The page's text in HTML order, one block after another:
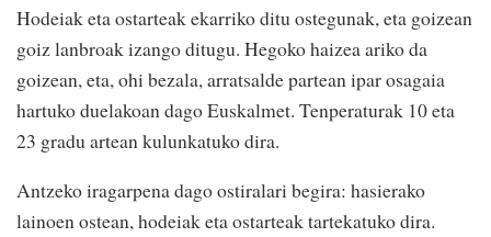
Hodeiak eta ostarteak ekarriko ditu ostegunak, eta goizean
goiz lanbroak izango ditugu. Hegoko haizea ariko da
goizean, eta, ohi bezala, arratsalde partean ipar osagaia
hartuko duelakoan dago Euskalmet. Tenperaturak 10 eta
23 gradu artean kulunkatuko dira.
Antzeko iragarpena dago ostiralari begira: hasierako
lainoen ostean, hodeiak eta ostarteak tartekatuko dira.